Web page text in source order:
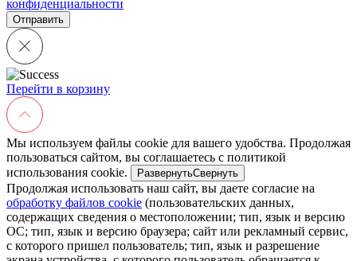
конфиденциальности
Перейти в корзину
Мы используем файлы cookie для вашего удобства. Продолжая
пользоваться сайтом, вы соглашаетесь с политикой
использования cookie.
РазвернутьСвернуть
Продолжая использовать наш сайт, вы даете согласие на
обработку файлов cookie (пользовательских данных,
содержащих сведения о местоположении; тип, язык и версию
ОС; тип, язык и версию браузера; сайт или рекламный сервис,
с которого пришел пользователь; тип, язык и разрешение